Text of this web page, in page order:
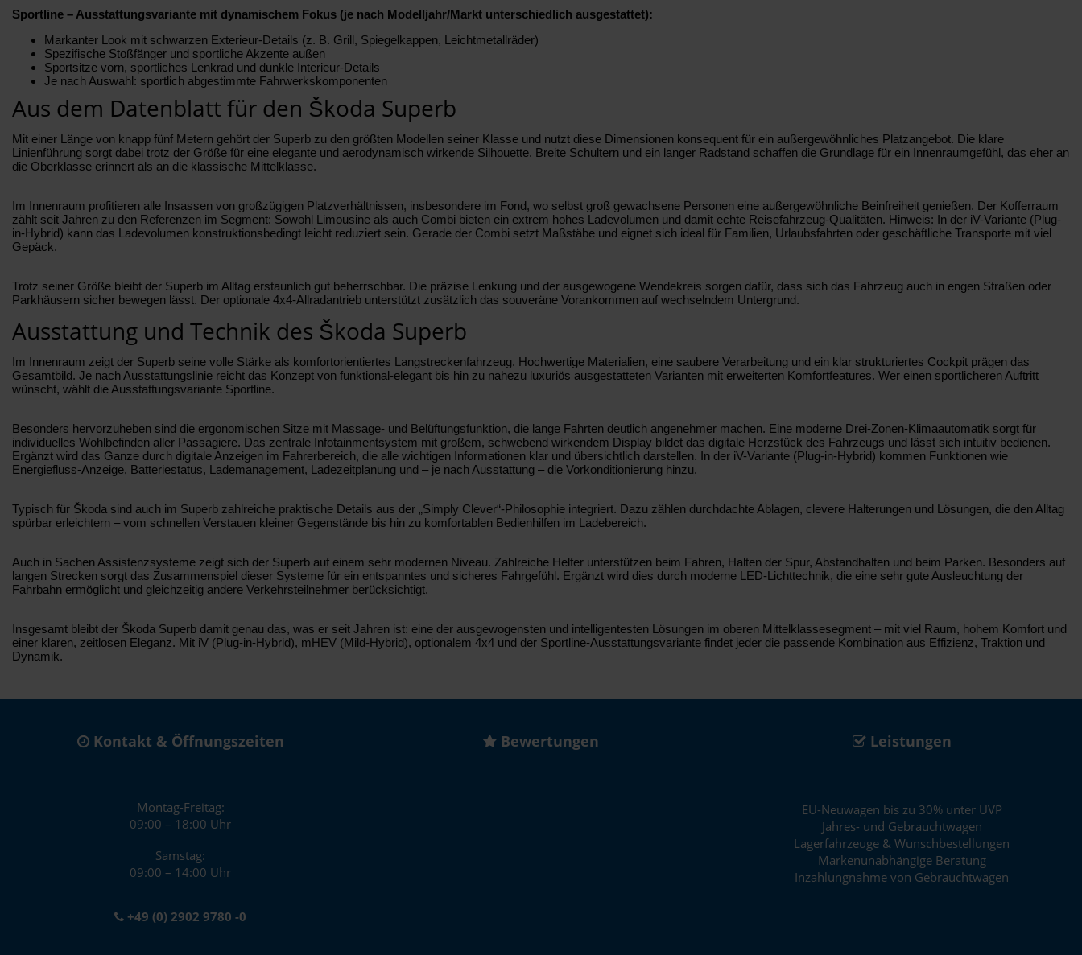
Sportline – Ausstattungsvariante mit dynamischem Fokus (je nach Modelljahr/Markt unterschiedlich ausgestattet):
Markanter Look mit schwarzen Exterieur-Details (z. B. Grill, Spiegelkappen, Leichtmetallräder)
Spezifische Stoßfänger und sportliche Akzente außen
Sportsitze vorn, sportliches Lenkrad und dunkle Interieur-Details
Je nach Auswahl: sportlich abgestimmte Fahrwerkskomponenten
Aus dem Datenblatt für den Škoda Superb
Mit einer Länge von knapp fünf Metern gehört der Superb zu den größten Modellen seiner Klasse und nutzt diese Dimensionen konsequent für ein außergewöhnliches Platzangebot. Die klare
Linienführung sorgt dabei trotz der Größe für eine elegante und aerodynamisch wirkende Silhouette. Breite Schultern und ein langer Radstand schaffen die Grundlage für ein Innenraumgefühl, das eher an
die Oberklasse erinnert als an die klassische Mittelklasse.
Im Innenraum profitieren alle Insassen von großzügigen Platzverhältnissen, insbesondere im Fond, wo selbst groß gewachsene Personen eine außergewöhnliche Beinfreiheit genießen. Der Kofferraum
zählt seit Jahren zu den Referenzen im Segment: Sowohl Limousine als auch Combi bieten ein extrem hohes Ladevolumen und damit echte Reisefahrzeug-Qualitäten. Hinweis: In der iV-Variante (Plug-
in-Hybrid) kann das Ladevolumen konstruktionsbedingt leicht reduziert sein. Gerade der Combi setzt Maßstäbe und eignet sich ideal für Familien, Urlaubsfahrten oder geschäftliche Transporte mit viel
Gepäck.
Trotz seiner Größe bleibt der Superb im Alltag erstaunlich gut beherrschbar. Die präzise Lenkung und der ausgewogene Wendekreis sorgen dafür, dass sich das Fahrzeug auch in engen Straßen oder
Parkhäusern sicher bewegen lässt. Der optionale 4x4-Allradantrieb unterstützt zusätzlich das souveräne Vorankommen auf wechselndem Untergrund.
Ausstattung und Technik des Škoda Superb
Im Innenraum zeigt der Superb seine volle Stärke als komfortorientiertes Langstreckenfahrzeug. Hochwertige Materialien, eine saubere Verarbeitung und ein klar strukturiertes Cockpit prägen das
Gesamtbild. Je nach Ausstattungslinie reicht das Konzept von funktional-elegant bis hin zu nahezu luxuriös ausgestatteten Varianten mit erweiterten Komfortfeatures. Wer einen sportlicheren Auftritt
wünscht, wählt die Ausstattungsvariante Sportline.
Besonders hervorzuheben sind die ergonomischen Sitze mit Massage- und Belüftungsfunktion, die lange Fahrten deutlich angenehmer machen. Eine moderne Drei-Zonen-Klimaautomatik sorgt für
individuelles Wohlbefinden aller Passagiere. Das zentrale Infotainmentsystem mit großem, schwebend wirkendem Display bildet das digitale Herzstück des Fahrzeugs und lässt sich intuitiv bedienen.
Ergänzt wird das Ganze durch digitale Anzeigen im Fahrerbereich, die alle wichtigen Informationen klar und übersichtlich darstellen. In der iV-Variante (Plug-in-Hybrid) kommen Funktionen wie
Energiefluss-Anzeige, Batteriestatus, Lademanagement, Ladezeitplanung und – je nach Ausstattung – die Vorkonditionierung hinzu.
Typisch für Škoda sind auch im Superb zahlreiche praktische Details aus der „Simply Clever“-Philosophie integriert. Dazu zählen durchdachte Ablagen, clevere Halterungen und Lösungen, die den Alltag
spürbar erleichtern – vom schnellen Verstauen kleiner Gegenstände bis hin zu komfortablen Bedienhilfen im Ladebereich.
Auch in Sachen Assistenzsysteme zeigt sich der Superb auf einem sehr modernen Niveau. Zahlreiche Helfer unterstützen beim Fahren, Halten der Spur, Abstandhalten und beim Parken. Besonders auf
langen Strecken sorgt das Zusammenspiel dieser Systeme für ein entspanntes und sicheres Fahrgefühl. Ergänzt wird dies durch moderne LED-Lichttechnik, die eine sehr gute Ausleuchtung der
Fahrbahn ermöglicht und gleichzeitig andere Verkehrsteilnehmer berücksichtigt.
Insgesamt bleibt der Škoda Superb damit genau das, was er seit Jahren ist: eine der ausgewogensten und intelligentesten Lösungen im oberen Mittelklassesegment – mit viel Raum, hohem Komfort und
einer klaren, zeitlosen Eleganz. Mit iV (Plug-in-Hybrid), mHEV (Mild-Hybrid), optionalem 4x4 und der Sportline-Ausstattungsvariante findet jeder die passende Kombination aus Effizienz, Traktion und
Dynamik.
Kontakt & Öffnungszeiten
Montag-Freitag:
09:00 – 18:00 Uhr
Samstag:
09:00 – 14:00 Uhr
+49 (0) 2902 9780 -0
Bewertungen Leistungen
EU-Neuwagen bis zu 30% unter UVP
Jahres- und Gebrauchtwagen
Lagerfahrzeuge & Wunschbestellungen
Markenunabhängige Beratung
Inzahlungnahme von Gebrauchtwagen